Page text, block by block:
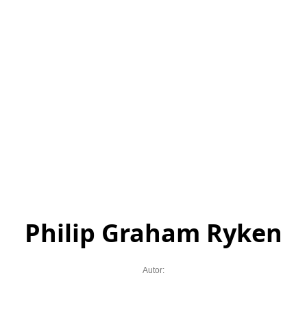
Philip Graham Ryken
Autor: